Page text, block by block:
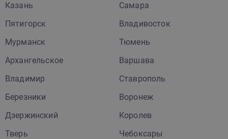
Казань
Самара
Пятигорск
Владивосток
Мурманск
Тюмень
Архангельское
Варшава
Владимир
Ставрополь
Березники
Воронеж
Дзержинский
Королев
Тверь
Чебоксары